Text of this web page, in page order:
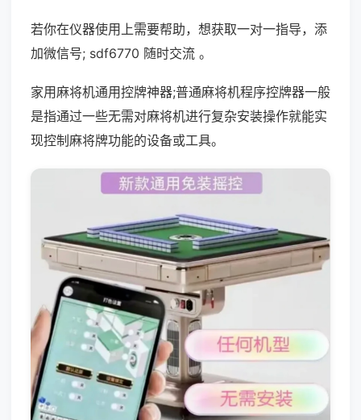
若你在仪器使用上需要帮助，想获取一对一指导，添
加微信号; sdf6770 随时交流 。
家用麻将机通用控牌神器;普通麻将机程序控牌器一般
是指通过一些无需对麻将机进行复杂安装操作就能实
现控制麻将牌功能的设备或工具。